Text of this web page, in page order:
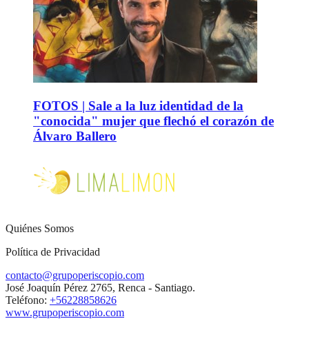
FOTOS | Sale a la luz identidad de la
"conocida" mujer que flechó el corazón de
Álvaro Ballero
Quiénes Somos
Política de Privacidad
contacto@grupoperiscopio.com
José Joaquín Pérez 2765, Renca - Santiago.
Teléfono: +56228858626
www.grupoperiscopio.com